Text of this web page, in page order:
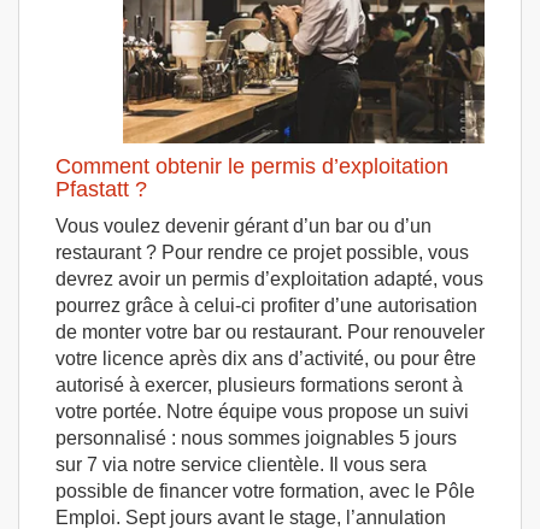
Comment obtenir le permis d’exploitation
Pfastatt ?
Vous voulez devenir gérant d’un bar ou d’un
restaurant ? Pour rendre ce projet possible, vous
devrez avoir un permis d’exploitation adapté, vous
pourrez grâce à celui-ci profiter d’une autorisation
de monter votre bar ou restaurant. Pour renouveler
votre licence après dix ans d’activité, ou pour être
autorisé à exercer, plusieurs formations seront à
votre portée. Notre équipe vous propose un suivi
personnalisé : nous sommes joignables 5 jours
sur 7 via notre service clientèle. Il vous sera
possible de financer votre formation, avec le Pôle
Emploi. Sept jours avant le stage, l’annulation